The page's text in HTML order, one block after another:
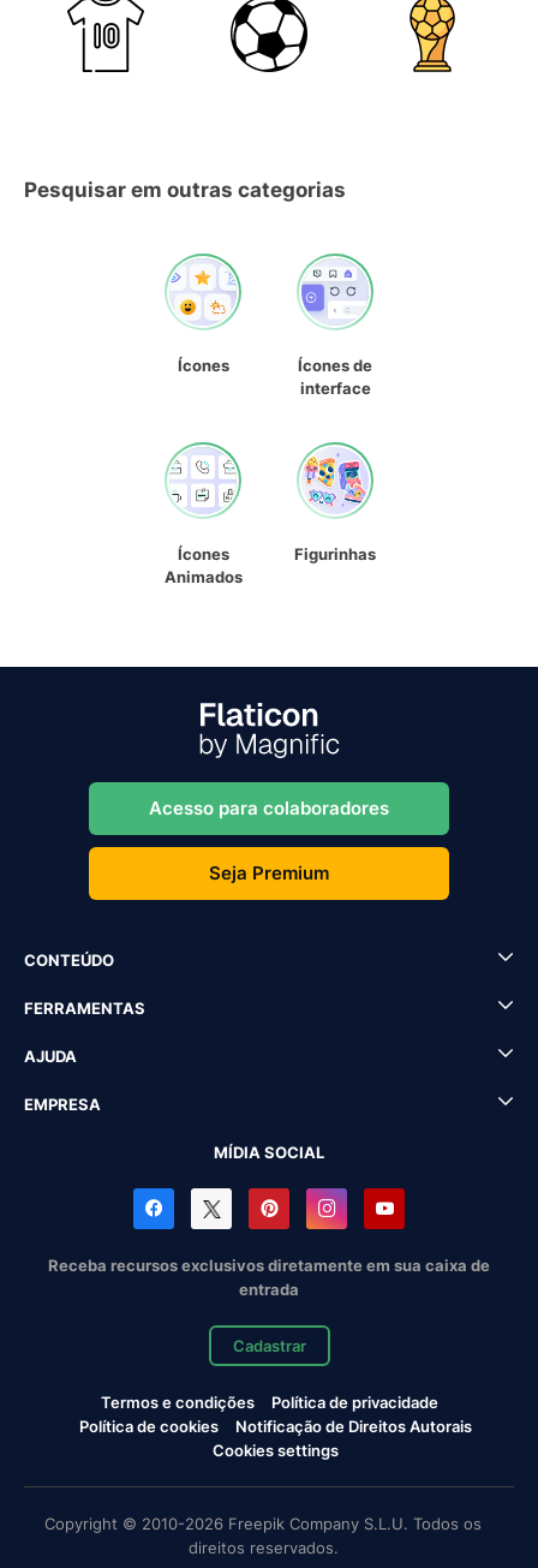
Pesquisar em outras categorias
Ícones
Ícones de
interface
Ícones
Animados
Figurinhas
Acesso para colaboradores
Seja Premium
CONTEÚDO
FERRAMENTAS
AJUDA
EMPRESA
MÍDIA SOCIAL
Receba recursos exclusivos diretamente em sua caixa de
entrada
Cadastrar
Termos e condições
Política de privacidade
Política de cookies
Notificação de Direitos Autorais
Cookies settings
Copyright © 2010-2026 Freepik Company S.L.U. Todos os
direitos reservados.